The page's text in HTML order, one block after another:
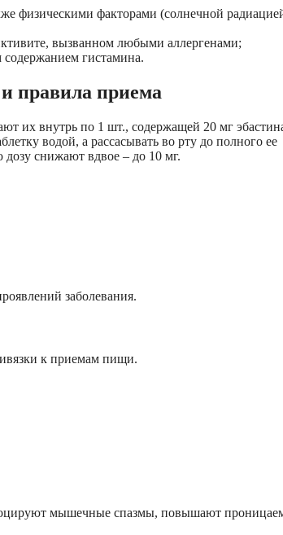
физическими факторами (солнечной
вызванном любыми аллергенами;
гистамина.
правила приема
их внутрь по 1 шт., содержащей 20 мг
водой, а рассасывать во рту до полного ее
снижают вдвое – до 10 мг.
заболевания.
к приемам пищи.
мышечные спазмы, повышают